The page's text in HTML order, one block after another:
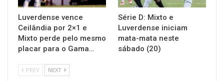
Luverdense vence
Ceilândia por 2×1 e
Mixto perde pelo mesmo
placar para o Gama…
Série D: Mixto e
Luverdense iniciam
mata-mata neste
sábado (20)
PREV NEXT